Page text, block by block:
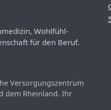
Wohlfühl-
für den Beruf.
Versorgungszentrum
dem Rheinland. Ihr